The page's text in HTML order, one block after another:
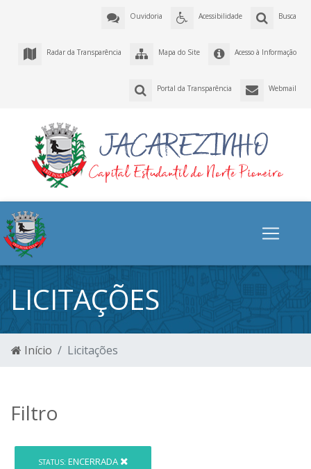
Busca
Acessibilidade
Ouvidoria
Acesso à Informação
Mapa do Site
Radar da Transparência
Webmail
Portal da Transparência
LICITAÇÕES
Início Licitações
Filtro
STATUS: ENCERRADA